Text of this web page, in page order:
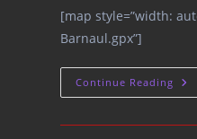
[map style=”width:
Barnaul.gpx”]
Continue Reading
–